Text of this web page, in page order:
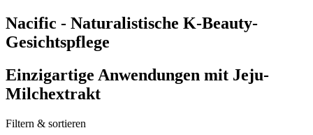
Nacific - Naturalistische K-Beauty-
Gesichtspflege
Einzigartige Anwendungen mit Jeju-
Milchextrakt
Filtern & sortieren